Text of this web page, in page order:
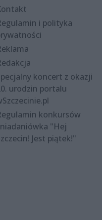
i polityka
koncert z okazji
urodzin portalu
konkursów
"Hej
Jest piątek!"